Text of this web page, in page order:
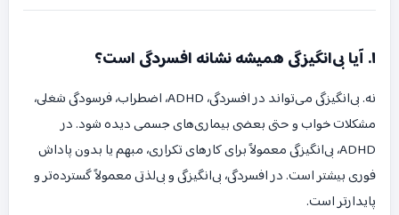
۱. آیا بی‌انگیزگی همیشه نشانه افسردگی است؟
نه. بی‌انگیزگی می‌تواند در افسردگی، ADHD، اضطراب، فرسودگی شغلی،
مشکلات خواب و حتی بعضی بیماری‌های جسمی دیده شود. در
ADHD، بی‌انگیزگی معمولاً برای کارهای تکراری، مبهم یا بدون پاداش
فوری بیشتر است. در افسردگی، بی‌انگیزگی و بی‌لذتی معمولاً گسترده‌تر و
پایدارتر است.